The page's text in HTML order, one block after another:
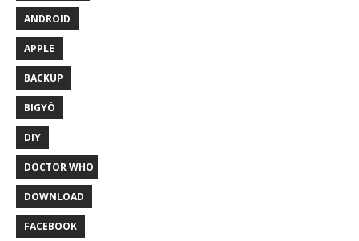
ANDROID
APPLE
BACKUP
BIGYÓ
DIY
DOCTOR WHO
DOWNLOAD
FACEBOOK